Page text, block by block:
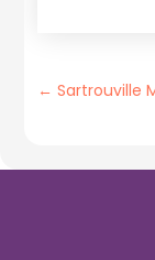
← Sartrouville